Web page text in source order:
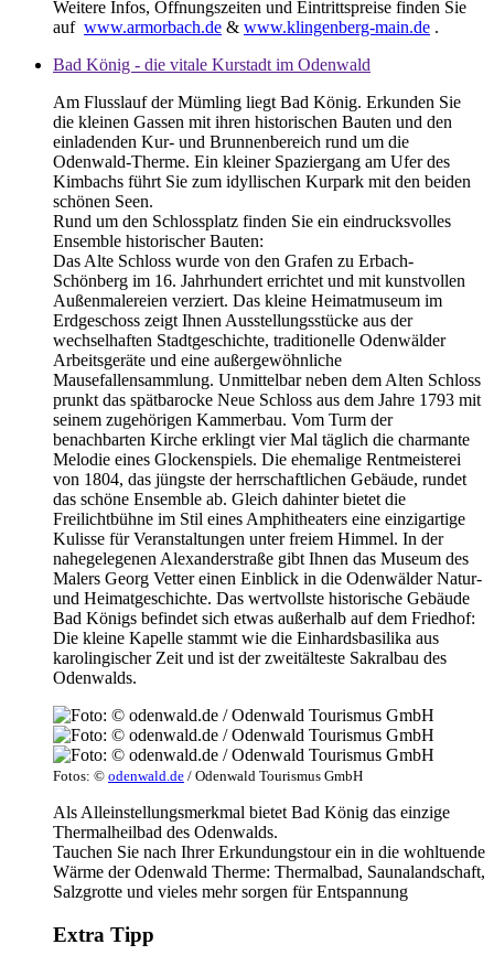
Weitere Infos, Öffnungszeiten und Eintrittspreise finden Sie
auf www.armorbach.de & www.klingenberg-main.de .
Bad König - die vitale Kurstadt im Odenwald
Am Flusslauf der Mümling liegt Bad König. Erkunden Sie
die kleinen Gassen mit ihren historischen Bauten und den
einladenden Kur- und Brunnenbereich rund um die
Odenwald-Therme. Ein kleiner Spaziergang am Ufer des
Kimbachs führt Sie zum idyllischen Kurpark mit den beiden
schönen Seen.
Rund um den Schlossplatz finden Sie ein eindrucksvolles
Ensemble historischer Bauten:
Das Alte Schloss wurde von den Grafen zu Erbach-
Schönberg im 16. Jahrhundert errichtet und mit kunstvollen
Außenmalereien verziert. Das kleine Heimatmuseum im
Erdgeschoss zeigt Ihnen Ausstellungsstücke aus der
wechselhaften Stadtgeschichte, traditionelle Odenwälder
Arbeitsgeräte und eine außergewöhnliche
Mausefallensammlung. Unmittelbar neben dem Alten Schloss
prunkt das spätbarocke Neue Schloss aus dem Jahre 1793 mit
seinem zugehörigen Kammerbau. Vom Turm der
benachbarten Kirche erklingt vier Mal täglich die charmante
Melodie eines Glockenspiels. Die ehemalige Rentmeisterei
von 1804, das jüngste der herrschaftlichen Gebäude, rundet
das schöne Ensemble ab. Gleich dahinter bietet die
Freilichtbühne im Stil eines Amphitheaters eine einzigartige
Kulisse für Veranstaltungen unter freiem Himmel. In der
nahegelegenen Alexanderstraße gibt Ihnen das Museum des
Malers Georg Vetter einen Einblick in die Odenwälder Natur-
und Heimatgeschichte. Das wertvollste historische Gebäude
Bad Königs befindet sich etwas außerhalb auf dem Friedhof:
Die kleine Kapelle stammt wie die Einhardsbasilika aus
karolingischer Zeit und ist der zweitälteste Sakralbau des
Odenwalds.
Fotos: © odenwald.de / Odenwald Tourismus GmbH
Als Alleinstellungsmerkmal bietet Bad König das einzige
Thermalheilbad des Odenwalds.
Tauchen Sie nach Ihrer Erkundungstour ein in die wohltuende
Wärme der Odenwald Therme: Thermalbad, Saunalandschaft,
Salzgrotte und vieles mehr sorgen für Entspannung
Extra Tipp